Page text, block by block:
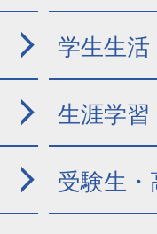
学生生活
生涯学習
受験生